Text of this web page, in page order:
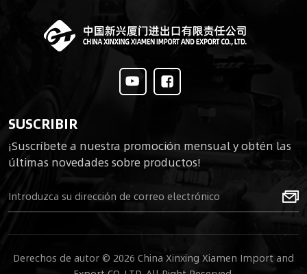
SUSCRIBIR
¡Suscríbete a nuestra promoción mensual y obtén las
últimas novedades sobre productos!
Derechos de autor © 2026 China Xinxing Xiamen Import and